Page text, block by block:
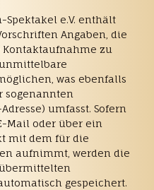
e.V. enthält
Angaben, die
zu
was ebenfalls
sogenannten
umfasst. Sofern
Mail oder über ein
mit dem für die
aufnimmt, werden die
gespeichert.